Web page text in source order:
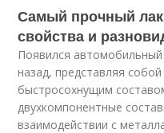
Самый прочный
свойства и
Появился
назад, представляя
быстросохнущим
двухкомпонентные
взаимодействии с